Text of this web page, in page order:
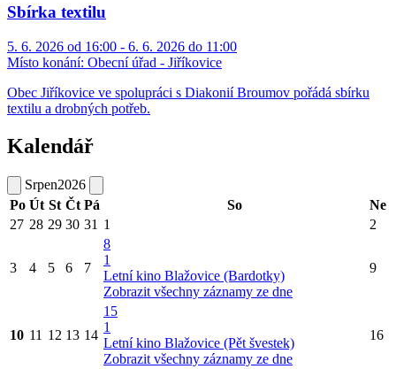
Sbírka textilu
5. 6. 2026 od 16:00 - 6. 6. 2026 do 11:00
Místo konání: Obecní úřad - Jiříkovice
Obec Jiříkovice ve spolupráci s Diakonií Broumov pořádá sbírku
textilu a drobných potřeb.
Kalendář
Srpen2026
Po Út St Čt Pá So
Ne
27 28 29 30 31 1 2
3 4 5 6 7
8
1
Letní kino Blažovice (Bardotky)
Zobrazit všechny záznamy ze dne
9
10 11 12 13 14
15
1
Letní kino Blažovice (Pět švestek)
Zobrazit všechny záznamy ze dne
16